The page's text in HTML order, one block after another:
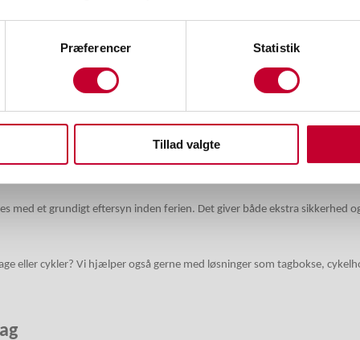
Præferencer Statistik
Tillad valgte
på vejen
med et grundigt eftersyn inden ferien. Det giver både ekstra sikkerhed
eller cykler? Vi hjælper også gerne med løsninger som tagbokse,